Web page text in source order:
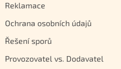
Reklamace
Ochrana osobních údajů
Řešení sporů
Provozovatel vs. Dodavatel